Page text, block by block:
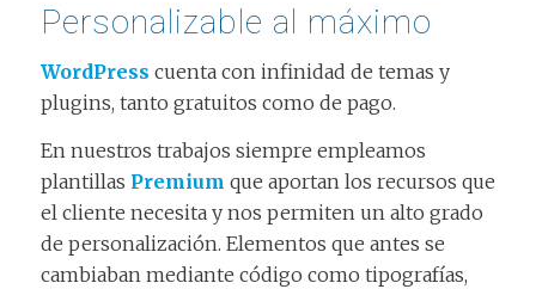
Personalizable al máximo
WordPress cuenta con infinidad de temas y
plugins, tanto gratuitos como de pago.
En nuestros trabajos siempre empleamos
plantillas Premium que aportan los recursos que
el cliente necesita y nos permiten un alto grado
de personalización. Elementos que antes se
cambiaban mediante código como tipografías,